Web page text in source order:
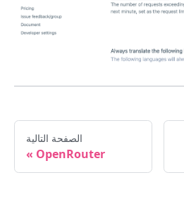
الصفحة التالية
OpenRouter